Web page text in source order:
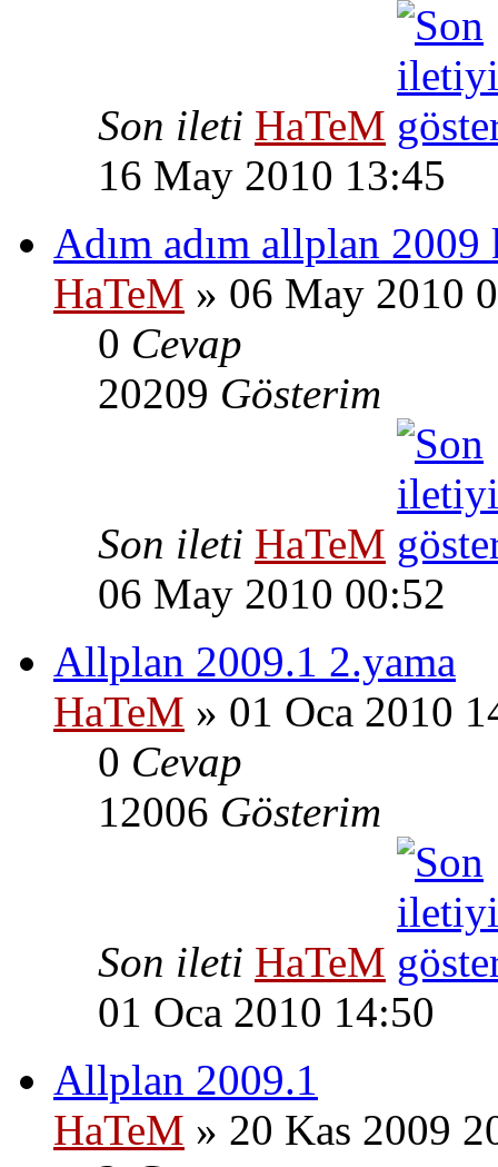
Son ileti HaTeM
16 May 2010 13:45
Adım adım allplan
HaTeM » 06 May 2010
0 Cevap
20209 Gösterim
Son ileti HaTeM
06 May 2010 00:52
Allplan 2009.1 2.yama
HaTeM » 01 Oca 2010
0 Cevap
12006 Gösterim
Son ileti HaTeM
01 Oca 2010 14:50
Allplan 2009.1
HaTeM » 20 Kas 2009